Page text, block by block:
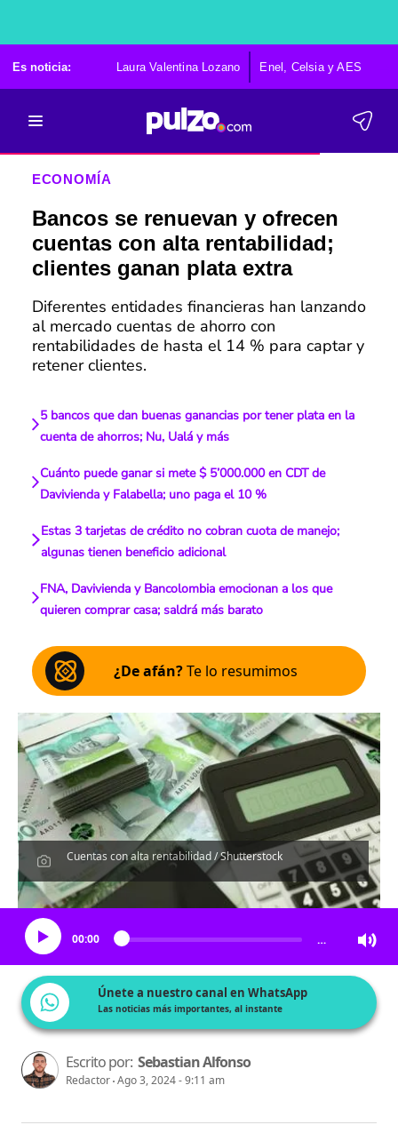
Es noticia: Laura Valentina Lozano Enel, Celsia y AES
ECONOMÍA
Bancos se renuevan y ofrecen
cuentas con alta rentabilidad;
clientes ganan plata extra
Diferentes entidades financieras han lanzando
al mercado cuentas de ahorro con
rentabilidades de hasta el 14 % para captar y
retener clientes.
5 bancos que dan buenas ganancias por tener plata en la
cuenta de ahorros; Nu, Ualá y más
Cuánto puede ganar si mete $ 5’000.000 en CDT de
Davivienda y Falabella; uno paga el 10 %
Estas 3 tarjetas de crédito no cobran cuota de manejo;
algunas tienen beneficio adicional
FNA, Davivienda y Bancolombia emocionan a los que
quieren comprar casa; saldrá más barato
¿De afán?Te lo resumimos
Cuentas con alta rentabilidad / Shutterstock
Escucha el artículo
00:00 …
Únete a nuestro canal en WhatsApp
Las noticias más importantes, al instante
Escrito por: Sebastian Alfonso
Redactor Ago 3, 2024 - 9:11 am